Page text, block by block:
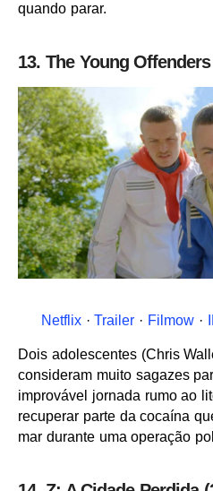
quando parar.
13. The Young
Netflix·Trailer · Filmow ·
Dois adolescentes (Chris
consideram muito sagazes
improvável jornada rumo ao
recuperar parte da cocaína
mar durante uma operação